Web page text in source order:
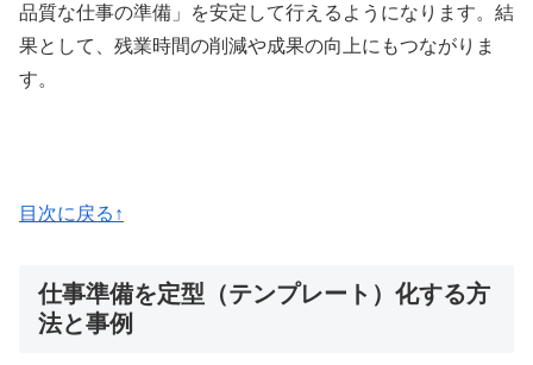
品質な仕事の準備」を安定して行えるようになります。結
果として、残業時間の削減や成果の向上にもつながりま
す。
目次に戻る↑
仕事準備を定型（テンプレート）化する方
法と事例